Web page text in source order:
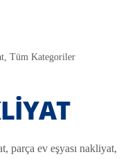
Tüm Kategoriler
parça ev eşyası nakliyat,